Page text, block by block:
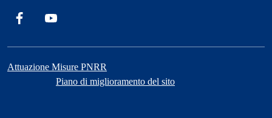
Facebook
Attuazione Misure PNRR
Piano di miglioramento del sito